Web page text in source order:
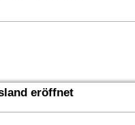
eröffnet